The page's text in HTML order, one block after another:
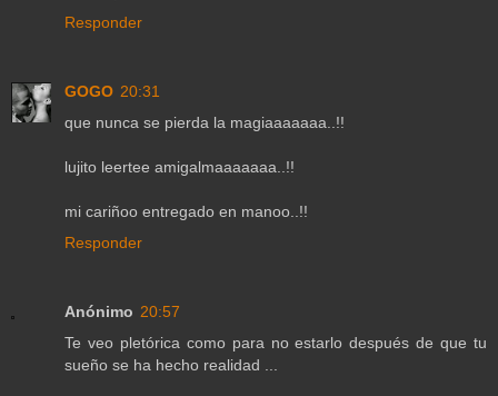
Responder
GOGO 20:31
que nunca se pierda la magiaaaaaaa..!!
lujito leertee amigalmaaaaaaa..!!
mi cariñoo entregado en manoo..!!
Responder
Anónimo 20:57
Te veo pletórica como para no estarlo después de que tu
sueño se ha hecho realidad ...